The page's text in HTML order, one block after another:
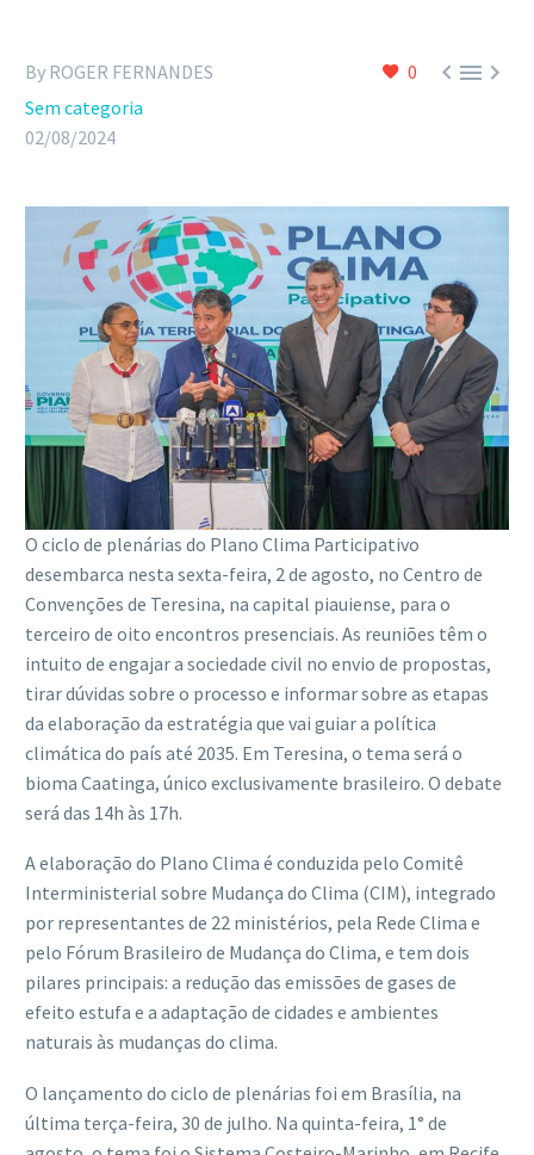
0 
By ROGER FERNANDES
Sem categoria
02/08/2024
O ciclo de plenárias do Plano Clima Participativo
desembarca nesta sexta-feira, 2 de agosto, no Centro de
Convenções de Teresina, na capital piauiense, para o
terceiro de oito encontros presenciais. As reuniões têm o
intuito de engajar a sociedade civil no envio de propostas,
tirar dúvidas sobre o processo e informar sobre as etapas
da elaboração da estratégia que vai guiar a política
climática do país até 2035. Em Teresina, o tema será o
bioma Caatinga, único exclusivamente brasileiro. O debate
será das 14h às 17h.
A elaboração do Plano Clima é conduzida pelo Comitê
Interministerial sobre Mudança do Clima (CIM), integrado
por representantes de 22 ministérios, pela Rede Clima e
pelo Fórum Brasileiro de Mudança do Clima, e tem dois
pilares principais: a redução das emissões de gases de
efeito estufa e a adaptação de cidades e ambientes
naturais às mudanças do clima.
O lançamento do ciclo de plenárias foi em Brasília, na
última terça-feira, 30 de julho. Na quinta-feira, 1° de